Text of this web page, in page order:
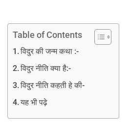
Table of Contents
विदुर की जन्म कथा :-
विदुर नीति क्या है:-
विदुर नीति कहती हे की-
यह भी पढ़े